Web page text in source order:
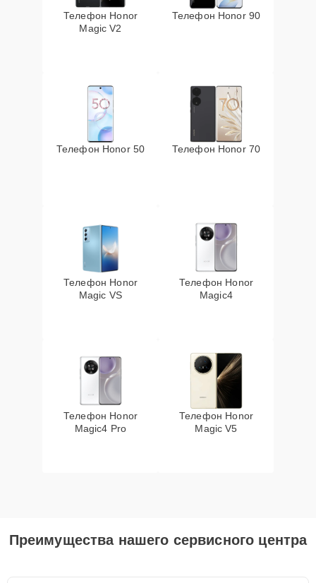
Телефон Honor
Magic V2
Телефон Honor 90
Телефон Honor 50 Телефон Honor 70
Телефон Honor
Magic VS
Телефон Honor
Magic4
Телефон Honor
Magic4 Pro
Телефон Honor
Magic V5
Преимущества нашего сервисного центра